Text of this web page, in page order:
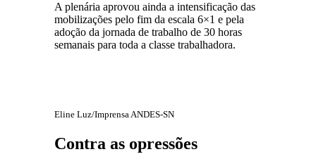
A plenária aprovou ainda a intensificação das
mobilizações pelo fim da escala 6×1 e pela
adoção da jornada de trabalho de 30 horas
semanais para toda a classe trabalhadora.
Eline Luz/Imprensa ANDES-SN
Contra as opressões